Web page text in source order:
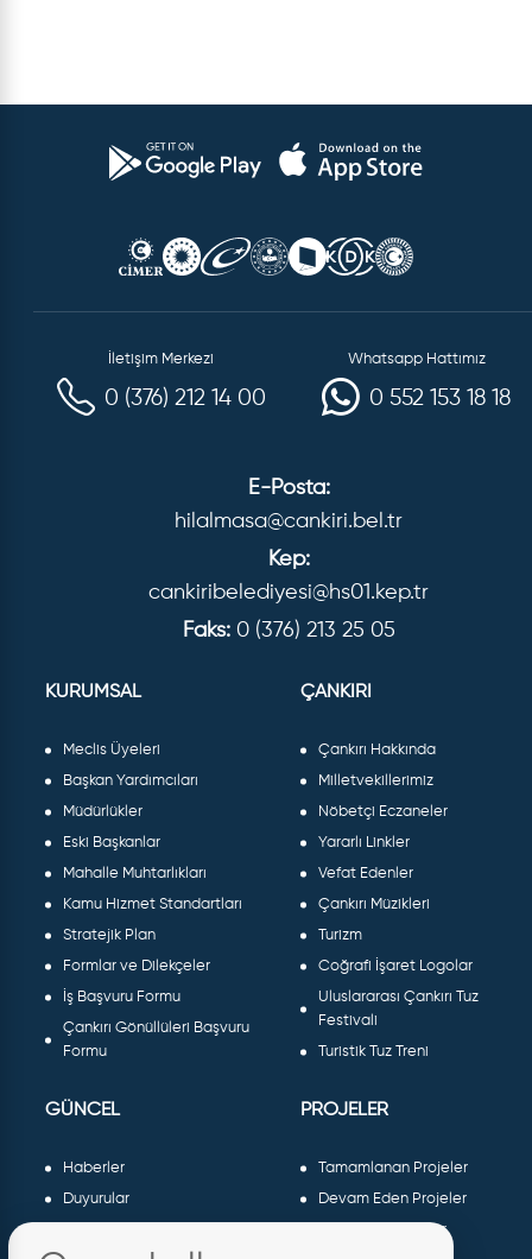
İletişim Merkezi
0 (376) 212 14 00
Whatsapp Hattımız
0 552 153 18 18
E-Posta:
hilalmasa@cankiri.bel.tr
Kep:
cankiribelediyesi@hs01.kep.tr
Faks: 0 (376) 213 25 05
KURUMSAL
Meclis Üyeleri
Başkan Yardımcıları
Müdürlükler
Eski Başkanlar
Mahalle Muhtarlıkları
Kamu Hizmet Standartları
Stratejik Plan
Formlar ve Dilekçeler
İş Başvuru Formu
Çankırı Gönüllüleri Başvuru
Formu
ÇANKIRI
Çankırı Hakkında
Milletvekillerimiz
Nöbetçi Eczaneler
Yararlı Linkler
Vefat Edenler
Çankırı Müzikleri
Turizm
Coğrafi İşaret Logolar
Uluslararası Çankırı Tuz
Festivali
Turistik Tuz Treni
GÜNCEL
Haberler
Duyurular
PROJELER
Tamamlanan Projeler
Devam Eden Projeler
Planlanan Projeler